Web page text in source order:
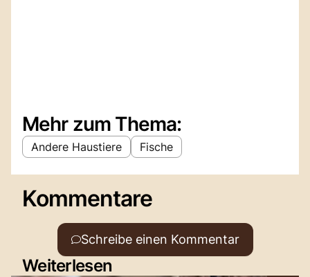
Mehr zum Thema:
Andere Haustiere Fische
Kommentare
Schreibe einen Kommentar
Weiterlesen